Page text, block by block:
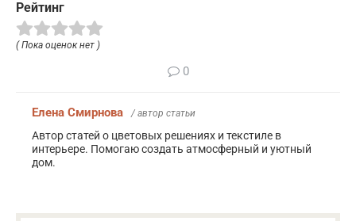
Рейтинг
( Пока оценок нет )
0
Елена Смирнова / автор статьи
Автор статей о цветовых решениях и текстиле в
интерьере. Помогаю создать атмосферный и уютный
дом.